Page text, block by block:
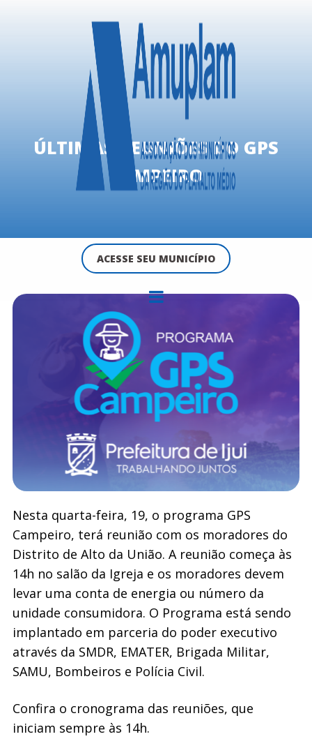
ACESSE SEU MUNICÍPIO
ÚLTIMAS REUNIÕES DO GPS
CAMPEIRO
Nesta quarta-feira, 19, o programa GPS
Campeiro, terá reunião com os moradores do
Distrito de Alto da União. A reunião começa às
14h no salão da Igreja e os moradores devem
levar uma conta de energia ou número da
unidade consumidora. O Programa está sendo
implantado em parceria do poder executivo
através da SMDR, EMATER, Brigada Militar,
SAMU, Bombeiros e Polícia Civil.
Confira o cronograma das reuniões, que
iniciam sempre às 14h.